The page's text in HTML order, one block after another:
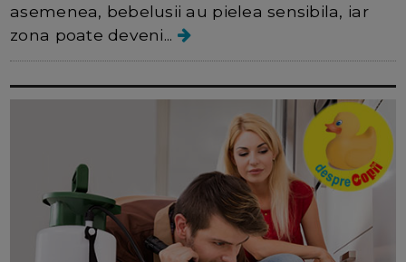
asemenea, bebelusii au pielea sensibila, iar
zona poate deveni...